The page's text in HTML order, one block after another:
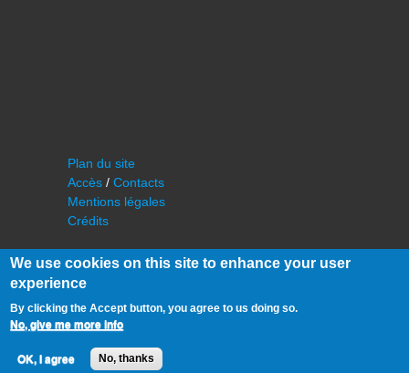
Plan du site
Accès / Contacts
Mentions légales
Crédits
Université Paris Sud, Bâtiment 121
91405 Orsay FRANCE
We use cookies on this site to enhance your user
experience
By clicking the Accept button, you agree to us doing so.
No, give me more info
OK, I agree No, thanks